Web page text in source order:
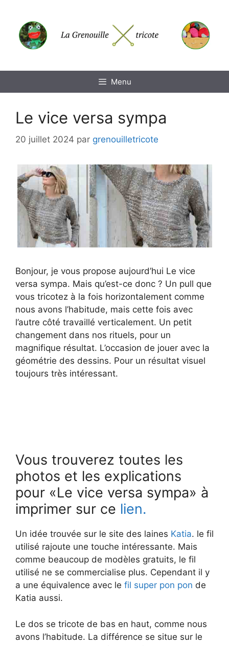
contenu
Menu
Le vice versa sympa
20 juillet 2024 par grenouilletricote
Bonjour, je vous propose aujourd’hui Le vice
versa sympa. Mais qu’est-ce donc ? Un pull que
vous tricotez à la fois horizontalement comme
nous avons l’habitude, mais cette fois avec
l’autre côté travaillé verticalement. Un petit
changement dans nos rituels, pour un
magnifique résultat. L’occasion de jouer avec la
géométrie des dessins. Pour un résultat visuel
toujours très intéressant.
Vous trouverez toutes les
photos et les explications
pour «Le vice versa sympa» à
imprimer sur ce lien.
Un idée trouvée sur le site des laines Katia. le fil
utilisé rajoute une touche intéressante. Mais
comme beaucoup de modèles gratuits, le fil
utilisé ne se commercialise plus. Cependant il y
a une équivalence avec le fil super pon pon de
Katia aussi.
Le dos se tricote de bas en haut, comme nous
avons l’habitude. La différence se situe sur le